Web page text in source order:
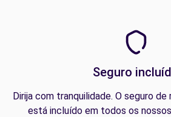
Seguro
Dirija com tranquilidade. O seguro de
está incluído em todos os